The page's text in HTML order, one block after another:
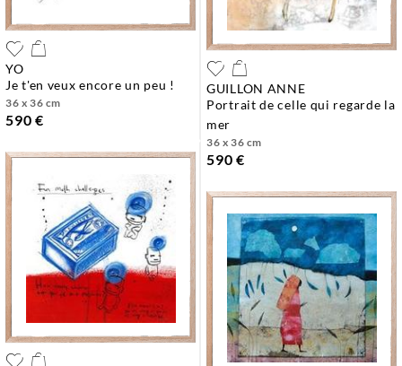
YO
je t'en veux encore un peu !
36 x 36 cm
590 €
GUILLON ANNE
portrait de celle qui regarde la
mer
36 x 36 cm
590 €